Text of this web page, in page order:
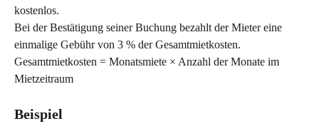
kostenlos.
Bei der Bestätigung seiner Buchung bezahlt der Mieter eine
einmalige Gebühr von 3 % der Gesamtmietkosten.
Gesamtmietkosten = Monatsmiete × Anzahl der Monate im
Mietzeitraum
Beispiel